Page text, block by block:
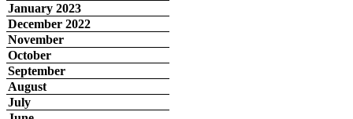
January 2023
December 2022
November
October
September
August
July